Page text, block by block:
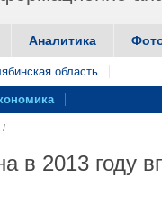
Аналитика
область
/
в 2013 году